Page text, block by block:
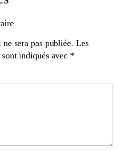
sera pas publiée. Les
indiqués avec *